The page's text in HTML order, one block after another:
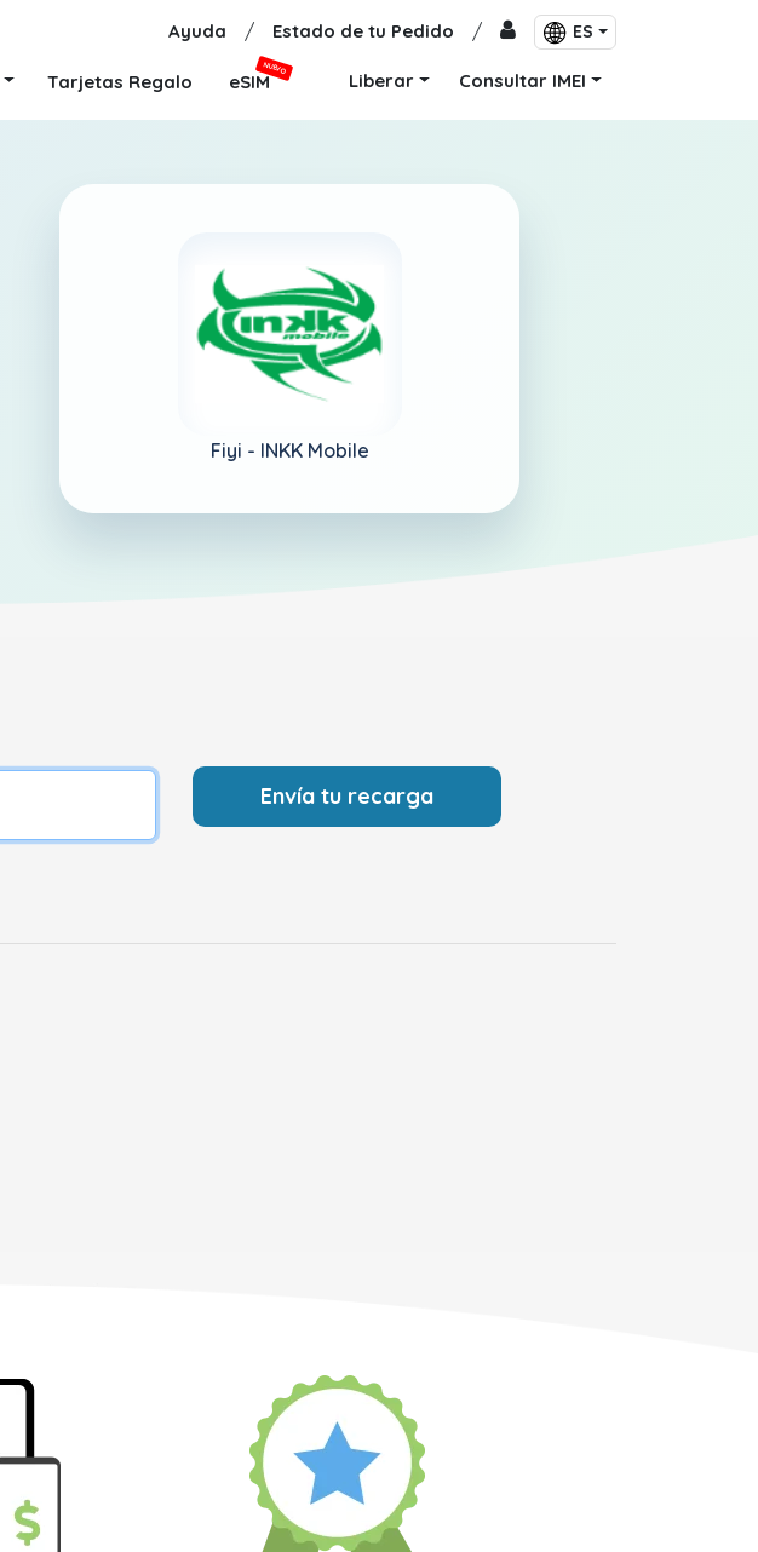
Ayuda / Estado de tu Pedido / ES
Tarjetas Regalo eSIM
NUEVO
Liberar Consultar IMEI
Fiyi - INKK Mobile
Envía tu recarga